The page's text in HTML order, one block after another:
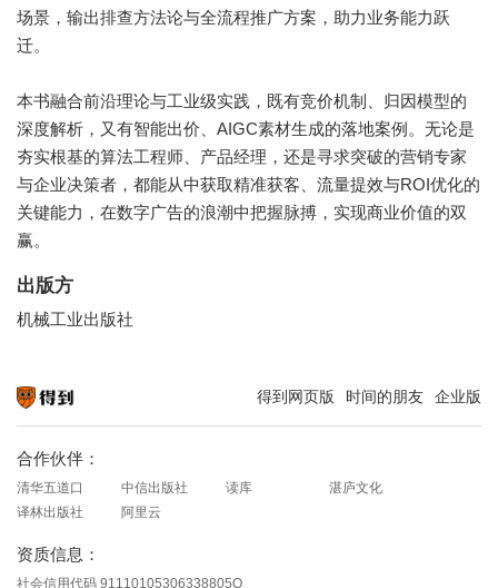
场景，输出排查方法论与全流程推广方案，助力业务能力跃
迁。
本书融合前沿理论与工业级实践，既有竞价机制、归因模型的
深度解析，又有智能出价、AIGC素材生成的落地案例。无论是
夯实根基的算法工程师、产品经理，还是寻求突破的营销专家
与企业决策者，都能从中获取精准获客、流量提效与ROI优化的
关键能力，在数字广告的浪潮中把握脉搏，实现商业价值的双
赢。
出版方
机械工业出版社
得到网页版 时间的朋友 企业版
合作伙伴：
清华五道口 中信出版社 读库
湛庐文化
译林出版社
阿里云
资质信息：
社会信用代码 91110105306338805Q